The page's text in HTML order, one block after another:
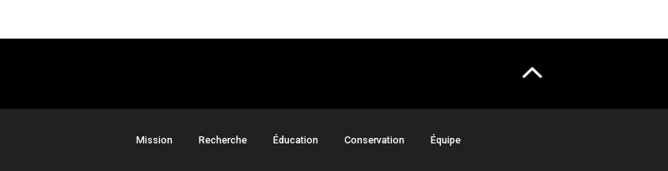
Mission Recherche Éducation Conservation Équipe